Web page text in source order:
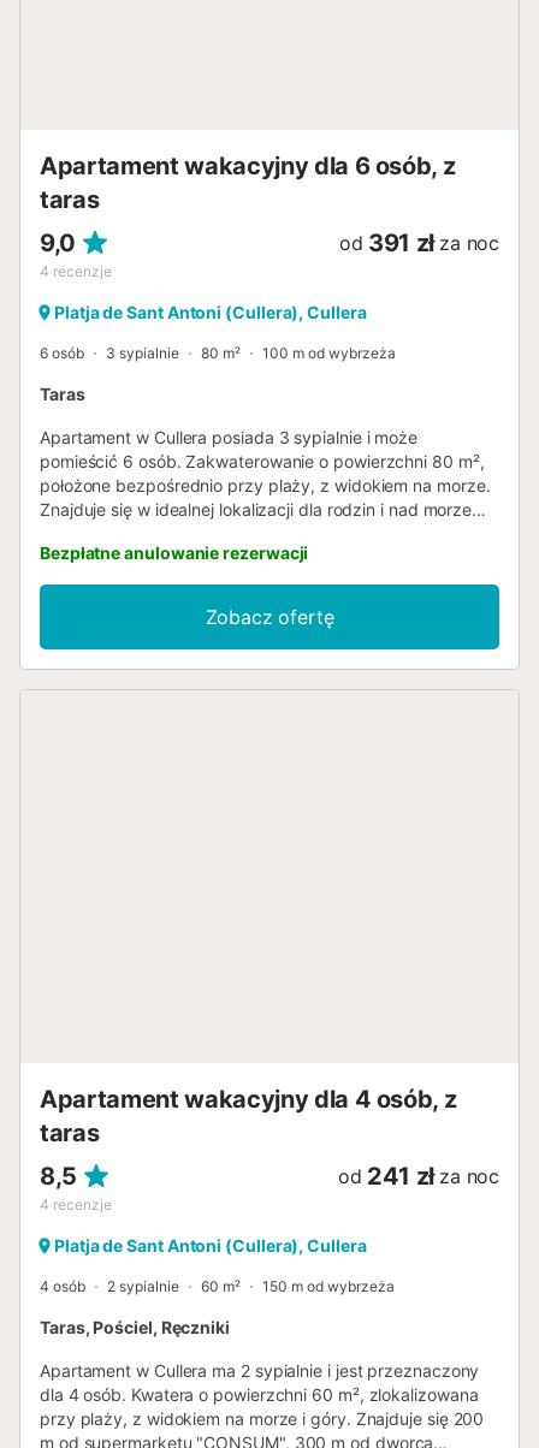
Apartament wakacyjny dla 6 osób, z
taras
9,0
4 recenzje
od 391 zł za noc
Platja de Sant Antoni (Cullera), Cullera
6 osób 3 sypialnie 80 m² 100 m od wybrzeża
Taras
Apartament w Cullera posiada 3 sypialnie i może
pomieścić 6 osób. Zakwaterowanie o powierzchni 80 m²,
położone bezpośrednio przy plaży, z widokiem na morze.
Znajduje się w idealnej lokalizacji dla rodzin i nad morzem.
miejsca parkingowe w tym samym budynku, telewizor.
Niezależna kuchnia gazowa wyposażona jest w lodówkę,
kuchenkę mikrofalową, piekarnik, zamrażarkę, pralkę,
naczynia/sztućce oraz przybory kuchenne....
Bezpłatne anulowanie rezerwacji
Zobacz ofertę
Apartament wakacyjny dla 4 osób, z
taras
8,5
4 recenzje
od 241 zł za noc
Platja de Sant Antoni (Cullera), Cullera
4 osób 2 sypialnie 60 m² 150 m od wybrzeża
Taras, Pościel, Ręczniki
Apartament w Cullera ma 2 sypialnie i jest przeznaczony
dla 4 osób. Kwatera o powierzchni 60 m², zlokalizowana
przy plaży, z widokiem na morze i góry. Znajduje się 200
m od supermarketu "CONSUM", 300 m od dworca